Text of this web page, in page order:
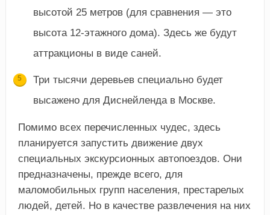
высотой 25 метров (для сравнения — это
высота 12-этажного дома). Здесь же будут
аттракционы в виде саней.
Три тысячи деревьев специально будет
высажено для Диснейленда в Москве.
Помимо всех перечисленных чудес, здесь
планируется запустить движение двух
специальных экскурсионных автопоездов. Они
предназначены, прежде всего, для
маломобильных групп населения, престарелых
людей, детей. Но в качестве развлечения на них